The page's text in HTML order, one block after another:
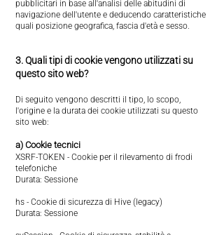
pubblicitari in base all'analisi delle abitudini di
navigazione dell'utente e deducendo caratteristiche
quali posizione geografica, fascia d'età e sesso.
3. Quali tipi di cookie vengono utilizzati su
questo sito web?
Di seguito vengono descritti il tipo, lo scopo,
l'origine e la durata dei cookie utilizzati su questo
sito web:
a) Cookie tecnici
XSRF-TOKEN - Cookie per il rilevamento di frodi
telefoniche
Durata: Sessione
hs - Cookie di sicurezza di Hive (legacy)
Durata: Sessione